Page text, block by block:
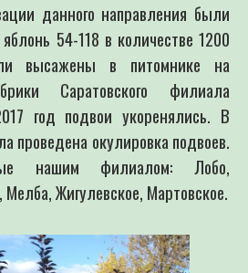
направления были
54-118 в количестве 1200
высажены в питомнике на
Саратовского филиала
год подвои укоренялись. В
проведена окулировка подвоев.
нашим филиалом: Лобо,
Мелба, Жигулевское, Мартовское.